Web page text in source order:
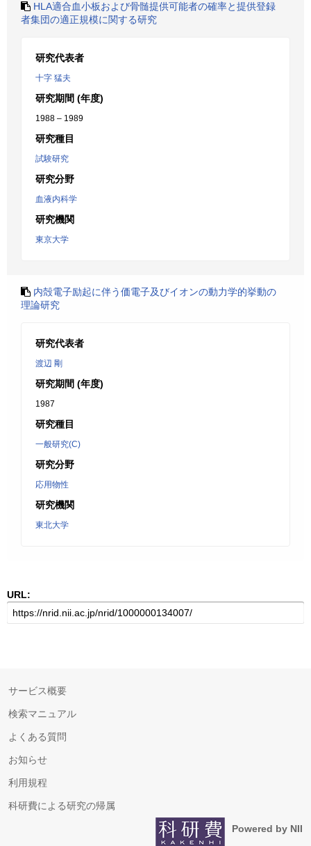
HLA適合血小板および骨髄提供可能者の確率と提供登録
者集団の適正規模に関する研究
研究代表者
十字 猛夫
研究期間 (年度)
1988 – 1989
研究種目
試験研究
研究分野
血液内科学
研究機関
東京大学
内殻電子励起に伴う価電子及びイオンの動力学的挙動の
理論研究
研究代表者
渡辺 剛
研究期間 (年度)
1987
研究種目
一般研究(C)
研究分野
応用物性
研究機関
東北大学
URL:
サービス概要
検索マニュアル
よくある質問
お知らせ
利用規程
科研費による研究の帰属
Powered by NII